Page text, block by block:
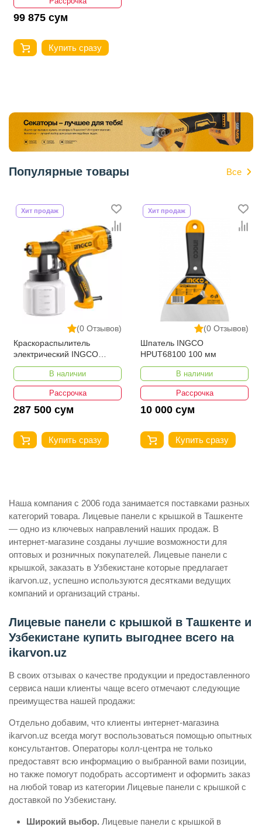
99 875 сум
Купить сразу
Популярные товары Все
(0 Отзывов)
Хит продаж
Краскораспылитель
электрический INGCO
SPG3508 450 w
В наличии
Рассрочка
287 500 сум
Купить сразу
(0 Отзывов)
Хит продаж
Шпатель INGCO
HPUT68100 100 мм
В наличии
Рассрочка
10 000 сум
Купить сразу
Наша компания с 2006 года занимается поставками разных
категорий товара. Лицевые панели с крышкой в Ташкенте
— одно из ключевых направлений наших продаж. В
интернет-магазине созданы лучшие возможности для
оптовых и розничных покупателей. Лицевые панели с
крышкой, заказать в Узбекистане которые предлагает
ikarvon.uz, успешно используются десятками ведущих
компаний и организаций страны.
Лицевые панели с крышкой в Ташкенте и
Узбекистане купить выгоднее всего на
ikarvon.uz
В своих отзывах о качестве продукции и предоставленного
сервиса наши клиенты чаще всего отмечают следующие
преимущества нашей продажи:
Отдельно добавим, что клиенты интернет-магазина
ikarvon.uz всегда могут воспользоваться помощью опытных
консультантов. Операторы колл-центра не только
предоставят всю информацию о выбранной вами позиции,
но также помогут подобрать ассортимент и оформить заказ
на любой товар из категории Лицевые панели с крышкой с
доставкой по Узбекистану.
Широкий выбор. Лицевые панели с крышкой в